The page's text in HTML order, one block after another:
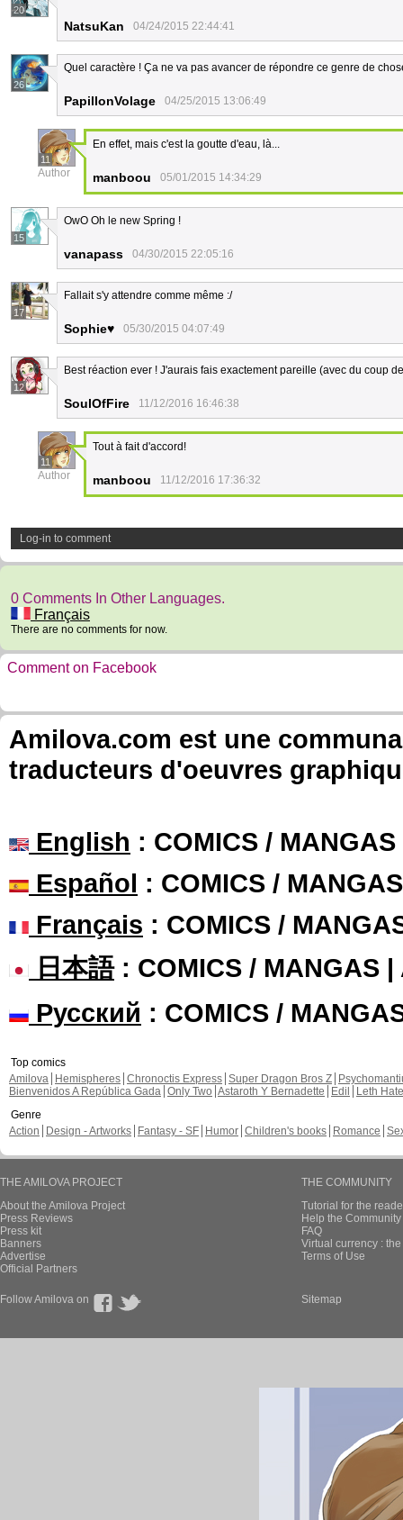
20
NatsuKan 04/24/2015 22:44:41
26
Quel caractère ! Ça ne va pas avancer de répondre ce genre de
PapillonVolage 04/25/2015 13:06:49
11
Author
En effet, mais c'est la goutte d'eau, là...
manboou 05/01/2015 14:34:29
15
OwO Oh le new Spring !
vanapass 04/30/2015 22:05:16
17
Fallait s'y attendre comme même :/
Sophie♥ 05/30/2015 04:07:49
12
Best réaction ever ! J'aurais fais exactement pareille (avec du coup
SoulOfFire 11/12/2016 16:46:38
11
Author
Tout à fait d'accord!
manboou 11/12/2016 17:36:32
Log-in to comment
0 Comments In Other Languages.
Français
There are no comments for now.
Comment on Facebook
Amilova.com est une
traducteurs d'oeuvres
English : COMICS /
Español : COMICS /
Français : COMICS /
日本語: COMICS / MANGAS |
Русский : COMICS /
Top comics
Amilova
Hemispheres Chronoctis Express Super Dragon Bros Z
Bienvenidos A República Gada Only Two Astaroth Y Bernadette Edil
Leth Hate
Genre
Action
Design - Artworks Fantasy - SF Humor Children's books Romance
THE AMILOVA PROJECT
About the Amilova Project
Press Reviews
Press kit
Banners
Advertise
Official Partners
THE COMMUNITY
Tutorial for the
Help the
FAQ
Virtual currency :
Terms of Use
Follow Amilova on Sitemap